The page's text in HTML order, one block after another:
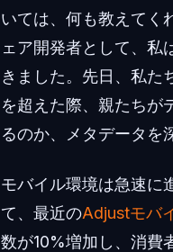
いては、何も教えてく
ェア開発者として、私
きました。先日、私た
を超えた際、親たちが
るのか、メタデータを
モバイル環境は急速に
て、最近のAdjustモバ
数が10%増加し、消費